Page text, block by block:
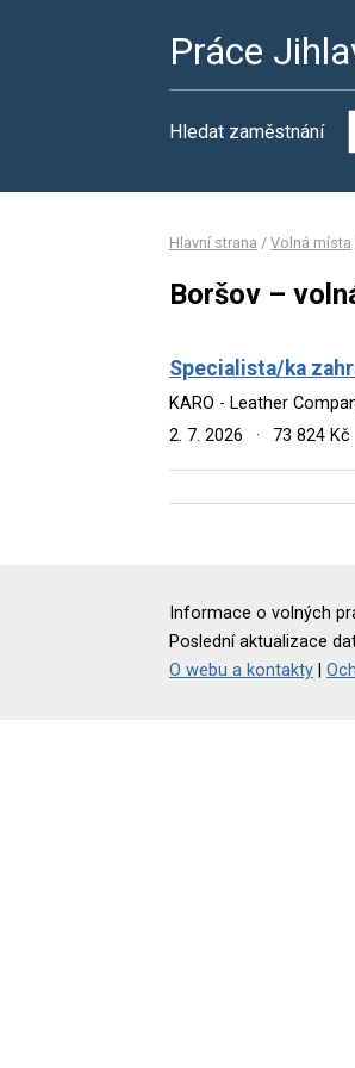
Práce
Hledat zaměstnání
Hlavní strana / Volná místa
Boršov –
Specialista/ka
KARO - Leather
2. 7. 2026
· 73 824 Kč
Informace o volných
Poslední aktualizace
O webu a kontakty